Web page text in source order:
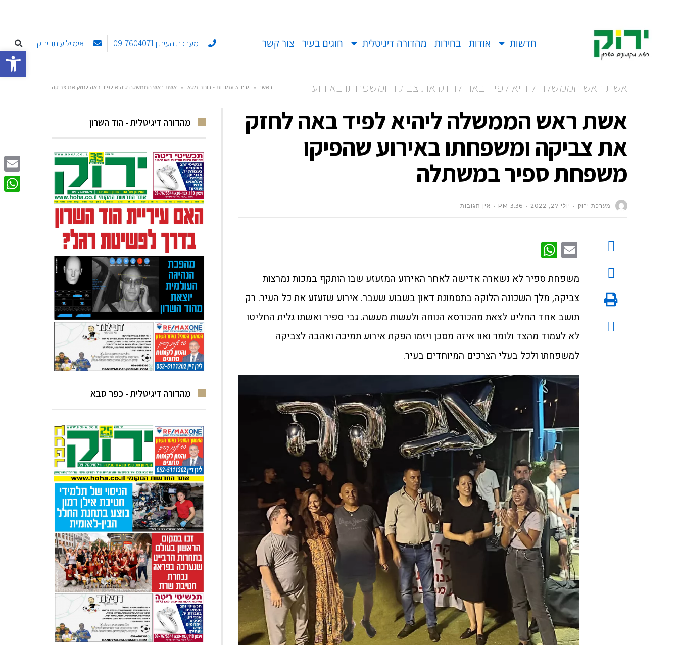
פתח חדשות אודות בחירות מהדורה דיגיטלית חוגים בעיר צור קשר מערכת העיתון 09-7604071 אימייל עיתון ירוק
אשת ראש הממשלה ליהיא לפיד באה לחזק את צביקה ומשפחתו באירוע
שהפיקו משפחת ספיר במשתלה
ראשי » גריד 3 עמודות - רוחב מלא »
אשת ראש הממשלה ליהיא לפיד באה לחזק את צביקה
אשת ראש הממשלה ליהיא לפיד באה לחזק
את צביקה ומשפחתו באירוע שהפיקו
משפחת ספיר במשתלה
מערכת ירוק יולי 27, 2022 3:36 PM אין תגובות
Email
משפחת ספיר לא נשארה אדישה לאחר האירוע המזעזע שבו הותקף במכות נמרצות
צביקה, מלך השכונה הלוקה בתסמונת דאון בשבוע שעבר. אירוע שזעזע את כל העיר. רק
תושב אחד החליט לצאת מהכורסא הנוחה ולעשות מעשה. גבי ספיר ואשתו גלית החליטו
לא לעמוד מהצד ולומר ואוו איזה מסכן ויזמו הפקת אירוע תמיכה ואהבה לצביקה
למשפחתו ולכל בעלי הצרכים המיוחדים בעיר.
מהדורה דיגיטלית - הוד השרון
מהדורה דיגיטלית - כפר סבא